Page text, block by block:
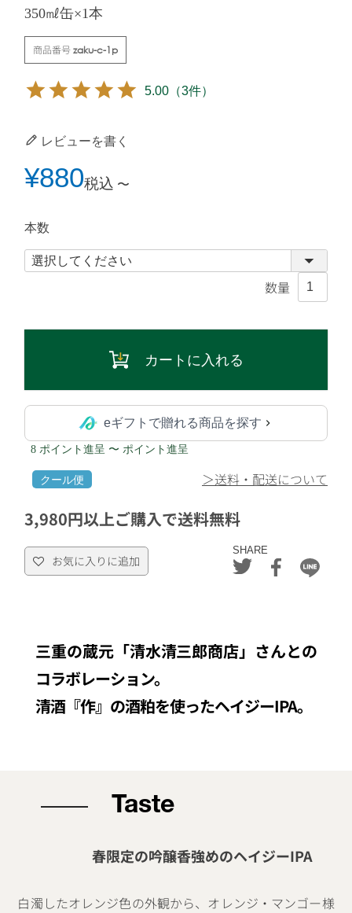
350㎖缶×1本
商品番号zaku-c-1p
5.00 （3件）
レビューを書く
¥880税込 〜
本数
カートに入れる
eギフトで贈れる商品を探す
8 ポイント進呈 〜 ポイント進呈
クール便 ＞送料・配送について
3,980円以上ご購入で送料無料
お気に入りに追加
SHARE
三重の蔵元「清水清三郎商店」さんとの
コラボレーション。
清酒『作』の酒粕を使ったヘイジーIPA。
Taste
春限定の吟醸香強めのヘイジーIPA
白濁したオレンジ色の外観から、オレンジ・マンゴー様